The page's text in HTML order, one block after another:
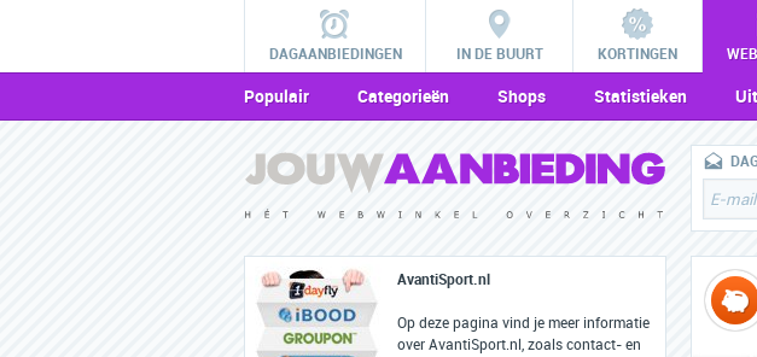
DAGAANBIEDINGEN IN DE BUURT KORTINGEN
Populair Categorieën Shops Statistieken
AvantiSport.nl
Op deze pagina vind je meer informatie
over AvantiSport.nl, zoals contact- en